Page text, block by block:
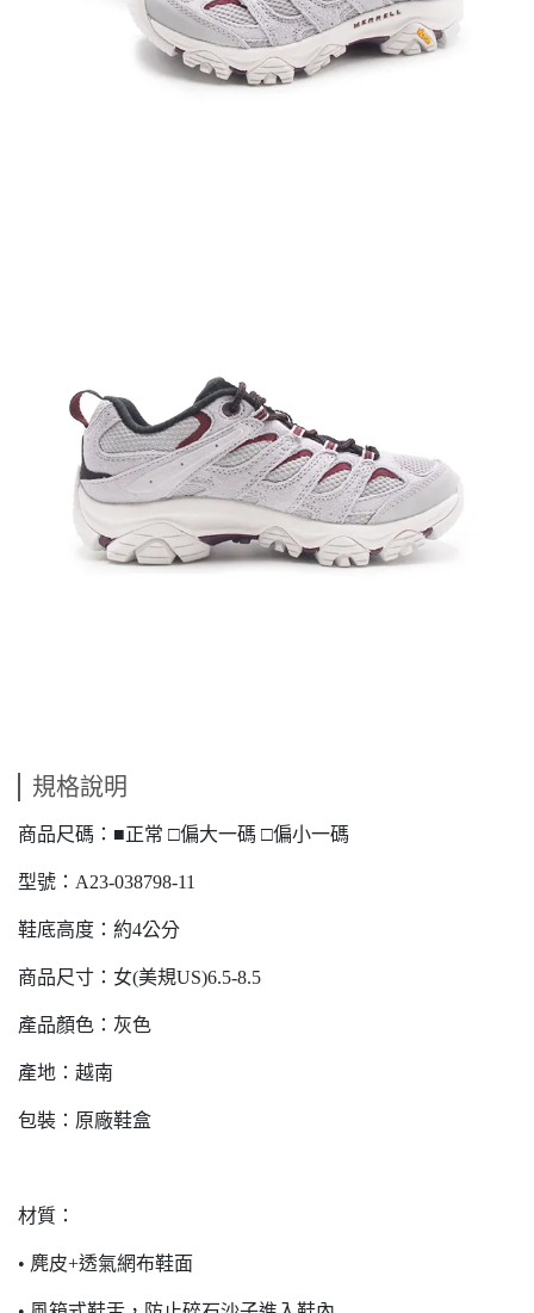
規格說明
商品尺碼：■正常 □偏大一碼 □偏小一碼
型號：A23-038798-11
鞋底高度：約4公分
商品尺寸：女(美規US)6.5-8.5
產品顏色：灰色
產地：越南
包裝：原廠鞋盒
材質：
• 麂皮+透氣網布鞋面